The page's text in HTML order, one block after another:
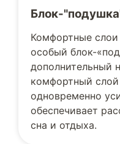
Блок-
Комфортные
особый блок-
дополнительный
комфортный
одновременно
обеспечивает
сна и отдыха.